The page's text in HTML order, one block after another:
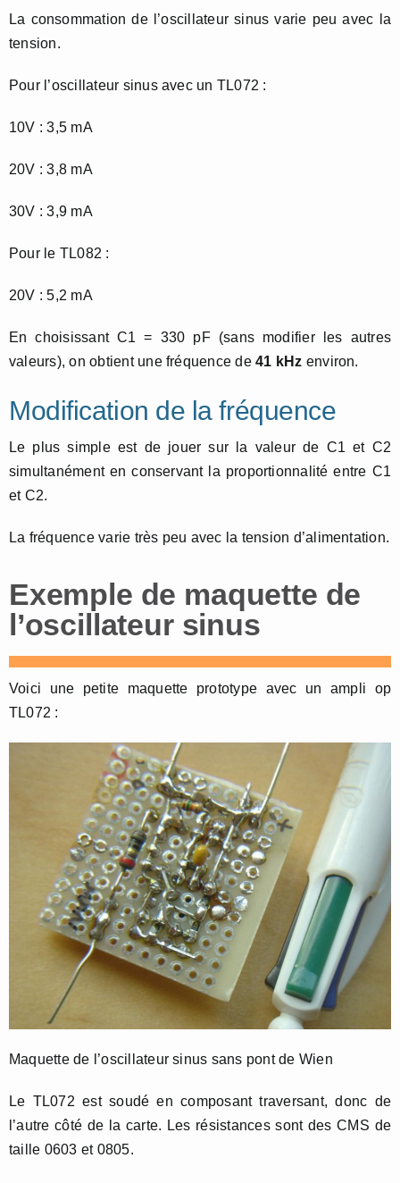
La consommation de l’oscillateur sinus varie peu avec la
tension.
Pour l’oscillateur sinus avec un TL072 :
10V : 3,5 mA
20V : 3,8 mA
30V : 3,9 mA
Pour le TL082 :
20V : 5,2 mA
En choisissant C1 = 330 pF (sans modifier les autres
valeurs), on obtient une fréquence de41 kHz environ.
Modification de la fréquence
Le plus simple est de jouer sur la valeur de C1 et C2
simultanément en conservant la proportionnalité entre C1
et C2.
La fréquence varie très peu avec la tension d’alimentation.
Exemple de maquette de
l’oscillateur sinus
Voici une petite maquette prototype avec un ampli op
TL072 :
Maquette de l’oscillateur sinus sans pont de Wien
Le TL072 est soudé en composant traversant, donc de
l’autre côté de la carte. Les résistances sont des CMS de
taille 0603 et 0805.